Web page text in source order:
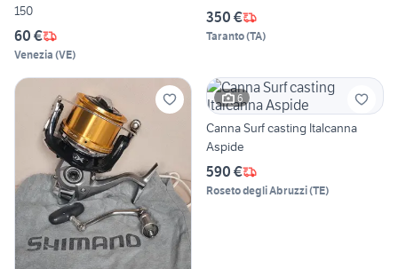
150
60 €
Venezia (VE)
350 €
Taranto(TA)
6
Canna Surf casting Italcanna
Aspide
590 €
Roseto degli Abruzzi(TE)